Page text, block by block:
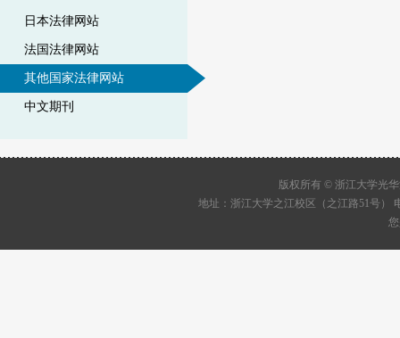
日本法律网站
法国法律网站
其他国家法律网站
中文期刊
版权所有 © 浙江大学光
地址：浙江大学之江校区（之江路51号）